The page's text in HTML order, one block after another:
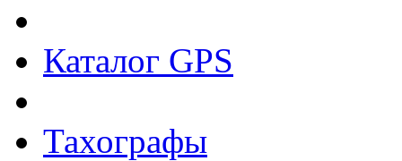
Каталог GPS
Тахографы